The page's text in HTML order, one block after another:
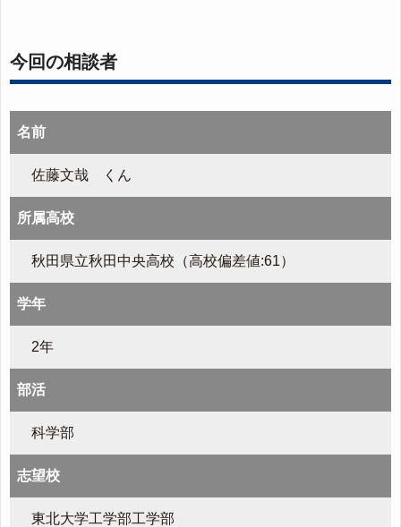
今回の相談者
名前
佐藤文哉 くん
所属高校
秋田県立秋田中央高校（高校偏差値:61）
学年
2年
部活
科学部
志望校
東北大学工学部工学部